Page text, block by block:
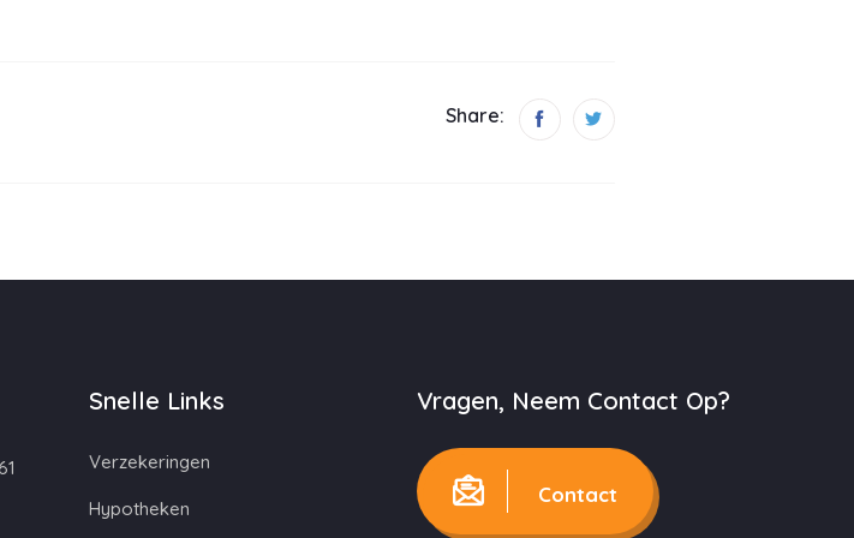
Share:
Snelle Links
Verzekeringen
Hypotheken
Vragen, Neem Contact Op?
Contact